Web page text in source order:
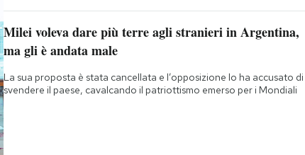
Milei voleva dare più terre agli stranieri in Argentina,
ma gli è andata male
La sua proposta è stata cancellata e l’opposizione lo ha accusato di
svendere il paese, cavalcando il patriottismo emerso per i Mondiali